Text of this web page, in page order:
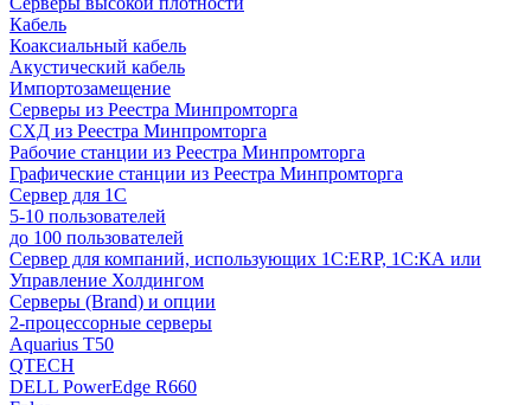
Кабель
Коаксиальный кабель
Акустический кабель
Импортозамещение
Серверы из Реестра Минпромторга
СХД из Реестра Минпромторга
Рабочие станции из Реестра Минпромторга
Графические станции из Реестра Минпромторга
Сервер для 1С
5-10 пользователей
до 100 пользователей
Сервер для компаний, использующих 1C:ERP, 1С:КА или
Управление Холдингом
Серверы (Brand) и опции
2-процессорные серверы
Aquarius T50
QTECH
DELL PowerEdge R660